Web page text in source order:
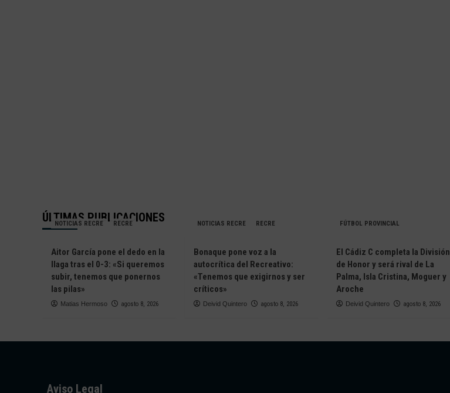
ÚLTIMAS PUBLICACIONES
NOTICIAS RECRE RECRE
Aitor García pone el dedo en la
llaga tras el 0-3: «Si queremos
subir, tenemos que ponernos
las pilas»
Matias Hermoso agosto 8, 2026
NOTICIAS RECRE RECRE
Bonaque pone voz a la
autocrítica del Recreativo:
«Tenemos que exigirnos y ser
críticos»
Deivid Quintero agosto 8, 2026
FÚTBOL PROVINCIAL
El Cádiz C completa la División
de Honor y será rival de La
Palma, Isla Cristina, Moguer y
Aroche
Deivid Quintero agosto 8, 2026
Aviso Legal